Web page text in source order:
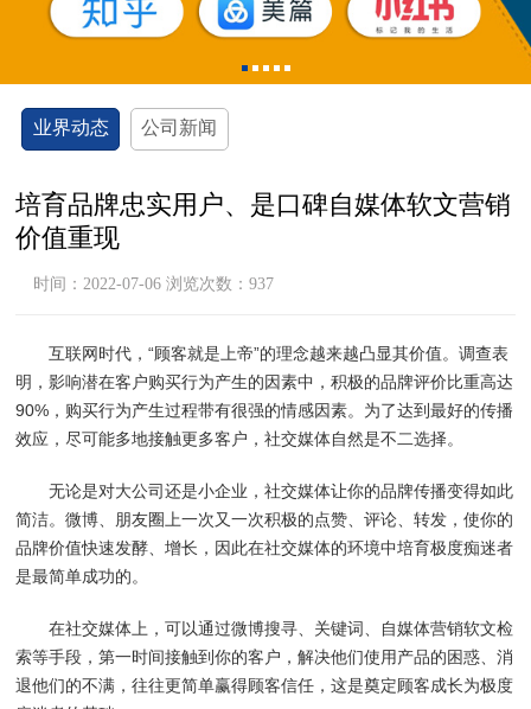
12345
业界动态 公司新闻
培育品牌忠实用户、是口碑自媒体软文营销
价值重现
时间：2022-07-06 浏览次数：937
互联网时代，“顾客就是上帝”的理念越来越凸显其价值。调查表
明，影响潜在客户购买行为产生的因素中，积极的品牌评价比重高达
90%，购买行为产生过程带有很强的情感因素。为了达到最好的传播
效应，尽可能多地接触更多客户，社交媒体自然是不二选择。
无论是对大公司还是小企业，社交媒体让你的品牌传播变得如此
简洁。微博、朋友圈上一次又一次积极的点赞、评论、转发，使你的
品牌价值快速发酵、增长，因此在社交媒体的环境中培育极度痴迷者
是最简单成功的。
在社交媒体上，可以通过微博搜寻、关键词、自媒体营销软文检
索等手段，第一时间接触到你的客户，解决他们使用产品的困惑、消
退他们的不满，往往更简单赢得顾客信任，这是奠定顾客成长为极度